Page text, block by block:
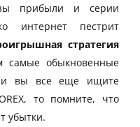
прибыли и серии
интернет пестрит
стратегия
самые обыкновенные
вы все еще ищите
то помните, что
убытки.